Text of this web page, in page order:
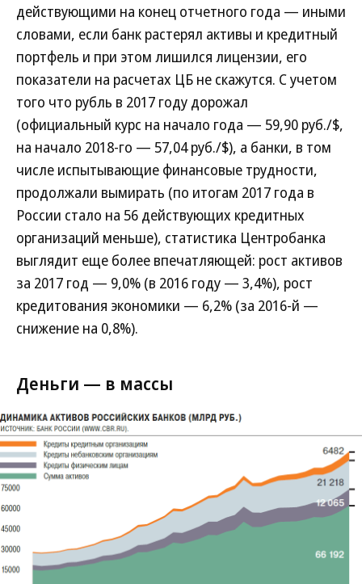
действующими на конец отчетного года — иными
словами, если банк растерял активы и кредитный
портфель и при этом лишился лицензии, его
показатели на расчетах ЦБ не скажутся. С учетом
того что рубль в 2017 году дорожал
(официальный курс на начало года — 59,90 руб./$,
на начало 2018-го — 57,04 руб./$), а банки, в том
числе испытывающие финансовые трудности,
продолжали вымирать (по итогам 2017 года в
России стало на 56 действующих кредитных
организаций меньше), статистика Центробанка
выглядит еще более впечатляющей: рост активов
за 2017 год — 9,0% (в 2016 году — 3,4%), рост
кредитования экономики — 6,2% (за 2016-й —
снижение на 0,8%).
Деньги — в массы